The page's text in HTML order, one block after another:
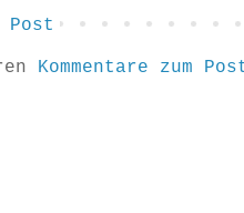
Post
Kommentare zum